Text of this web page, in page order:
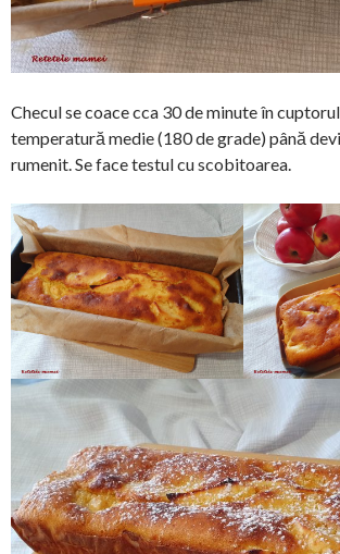
Checul se coace cca 30 de minute în
temperatură medie (180 de grade) până
rumenit. Se face testul cu scobitoarea.